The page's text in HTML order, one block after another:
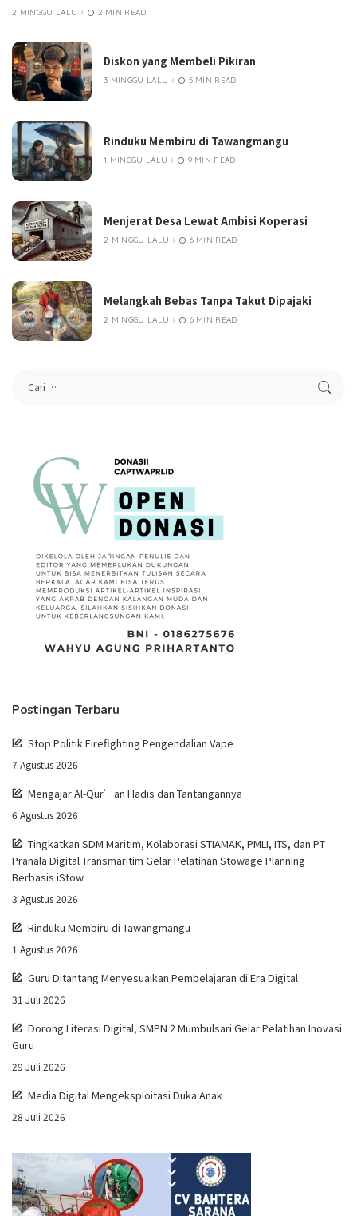
2 MINGGU LALU 2 MIN READ
Diskon yang Membeli Pikiran
3 MINGGU LALU 5 MIN READ
Rinduku Membiru di Tawangmangu
1 MINGGU LALU 9 MIN READ
Menjerat Desa Lewat Ambisi Koperasi
2 MINGGU LALU 6 MIN READ
Melangkah Bebas Tanpa Takut Dipajaki
2 MINGGU LALU 6 MIN READ
Postingan Terbaru
Stop Politik Firefighting Pengendalian Vape
7 Agustus 2026
Mengajar Al-Qur’an Hadis dan Tantangannya
6 Agustus 2026
Tingkatkan SDM Maritim, Kolaborasi STIAMAK, PMLI, ITS, dan PT
Pranala Digital Transmaritim Gelar Pelatihan Stowage Planning
Berbasis iStow
3 Agustus 2026
Rinduku Membiru di Tawangmangu
1 Agustus 2026
Guru Ditantang Menyesuaikan Pembelajaran di Era Digital
31 Juli 2026
Dorong Literasi Digital, SMPN 2 Mumbulsari Gelar Pelatihan Inovasi
Guru
29 Juli 2026
Media Digital Mengeksploitasi Duka Anak
28 Juli 2026